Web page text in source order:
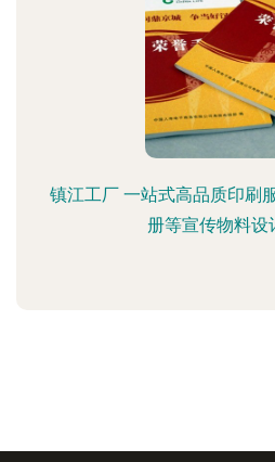
镇江工厂 一站式高品质印刷
册等宣传物料设